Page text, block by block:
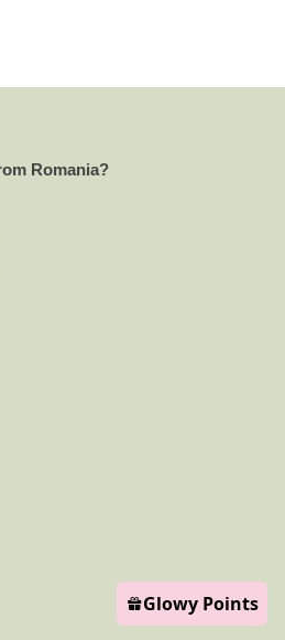
Romania?
Glowy Points